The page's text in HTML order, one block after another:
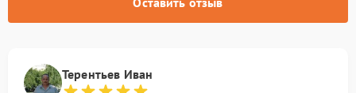
Терентьев Иван